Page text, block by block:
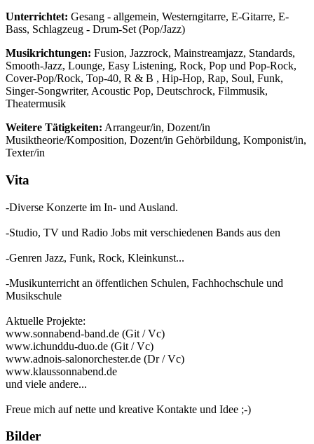
Unterrichtet: Gesang - allgemein, Westerngitarre, E-Gitarre, E-
Bass, Schlagzeug - Drum-Set (Pop/Jazz)
Musikrichtungen: Fusion, Jazzrock, Mainstreamjazz, Standards,
Smooth-Jazz, Lounge, Easy Listening, Rock, Pop und Pop-Rock,
Cover-Pop/Rock, Top-40, R & B , Hip-Hop, Rap, Soul, Funk,
Singer-Songwriter, Acoustic Pop, Deutschrock, Filmmusik,
Theatermusik
Weitere Tätigkeiten: Arrangeur/in, Dozent/in
Musiktheorie/Komposition, Dozent/in Gehörbildung, Komponist/in,
Texter/in
Vita
-Diverse Konzerte im In- und Ausland.
-Studio, TV und Radio Jobs mit verschiedenen Bands aus den
-Genren Jazz, Funk, Rock, Kleinkunst...
-Musikunterricht an öffentlichen Schulen, Fachhochschule und
Musikschule
Aktuelle Projekte:
www.sonnabend-band.de (Git / Vc)
www.ichunddu-duo.de (Git / Vc)
www.adnois-salonorchester.de (Dr / Vc)
www.klaussonnabend.de
und viele andere...
Freue mich auf nette und kreative Kontakte und Idee ;-)
Bilder